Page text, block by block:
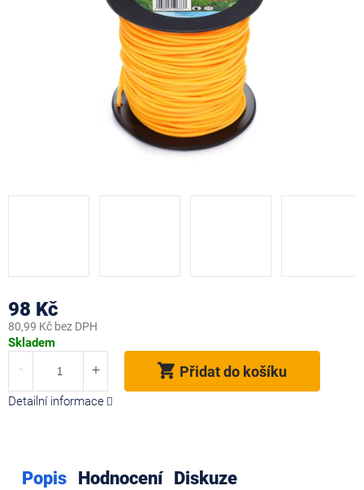
98 Kč
80,99 Kč bez DPH
Měrná
Skladem
Přidat do košíku
Detailní informace
Popis Hodnocení
Diskuze